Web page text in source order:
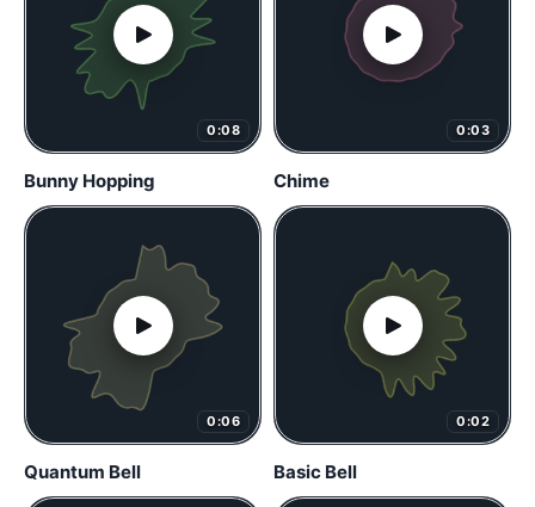
0:08
Bunny Hopping
0:03
Chime
0:06
Quantum Bell
0:02
Basic Bell